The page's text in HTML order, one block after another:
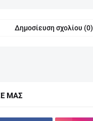
Δημοσίευση σχολίου (0)
ΜΑΣ